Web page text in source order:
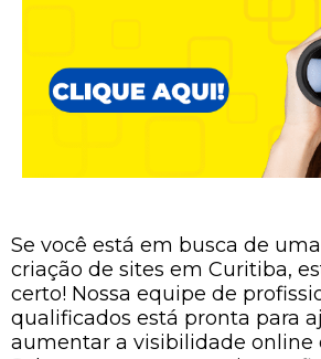
Se você está em busca de
criação de sites em Curitiba,
certo! Nossa equipe de
qualificados está pronta para
aumentar a visibilidade online